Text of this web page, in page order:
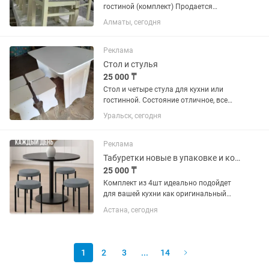
гостиной (комплект) Продается
абсолютно новый комплект мебели
для гостиной: большой обеденный
использовалась, в идеальном
состоянии, без...
Алматы, сегодня
Реклама
Стол и стулья
25 000 ₸
Стол и четыре стула для кухни или
гостинной. Состояние отличное, все
крепкое и надежное.
Уральск, сегодня
Реклама
Табуретки новые в упаковке и коробке
25 000 ₸
Комплект из 4шт идеально подойдет
для вашей кухни как оригинальный
табуретки универсальной круглой
Благодаря...
Астана, сегодня
1 2 3 ... 14